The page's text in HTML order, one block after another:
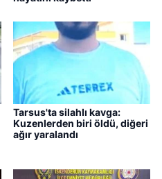
Tarsus'ta silahlı kavga:
Kuzenlerden biri öldü, diğeri
ağır yaralandı